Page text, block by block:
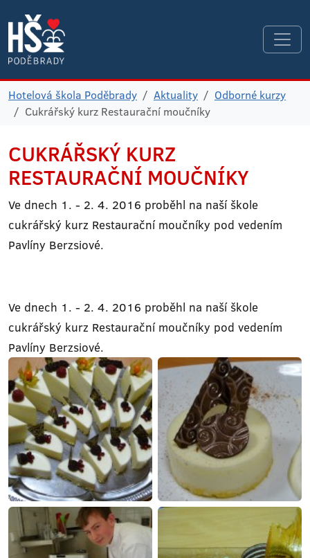
Hotelová škola Poděbrady Aktuality
Odborné kurzy
Cukrářský kurz Restaurační moučníky
CUKRÁŘSKÝ KURZ
RESTAURAČNÍ MOUČNÍKY
Ve dnech 1. - 2. 4. 2016 proběhl na naší škole
cukrářský kurz Restaurační moučníky pod vedením
Pavlíny Berzsiové.
Ve dnech 1. - 2. 4. 2016 proběhl na naší škole
cukrářský kurz Restaurační moučníky pod vedením
Pavlíny Berzsiové.